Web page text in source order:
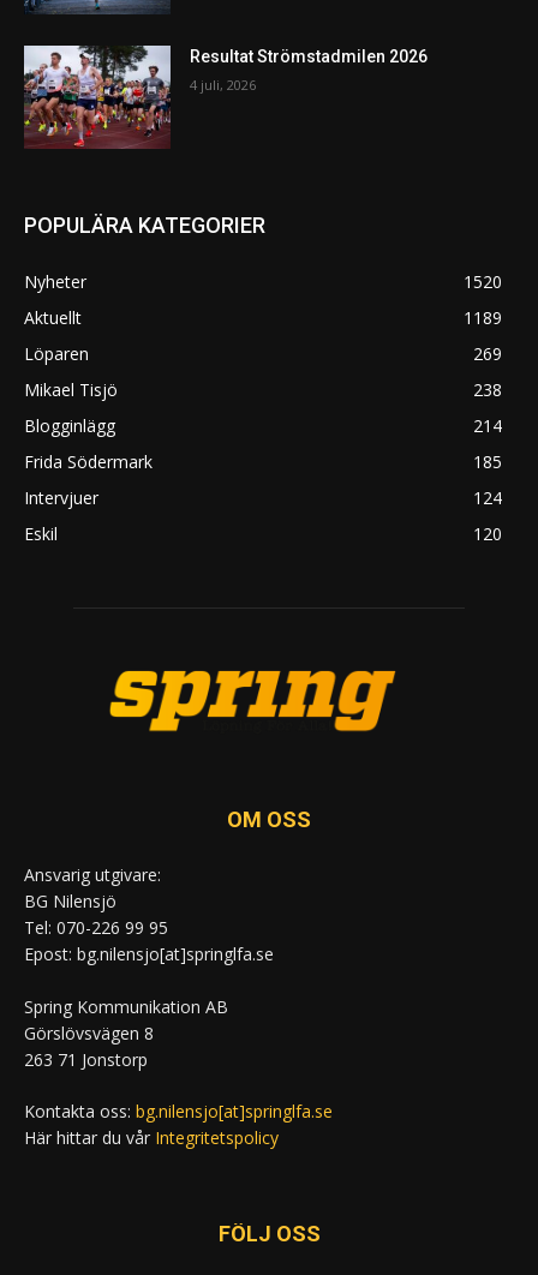
Resultat Strömstadmilen 2026
4 juli, 2026
POPULÄRA KATEGORIER
Nyheter
1520
Aktuellt
1189
Löparen
269
Mikael Tisjö
238
Blogginlägg
214
Frida Södermark
185
Intervjuer
124
Eskil
120
OM OSS
Ansvarig utgivare:
BG Nilensjö
Tel: 070-226 99 95
Epost: bg.nilensjo[at]springlfa.se
Spring Kommunikation AB
Görslövsvägen 8
263 71 Jonstorp
Kontakta oss: bg.nilensjo[at]springlfa.se
Här hittar du vår Integritetspolicy
FÖLJ OSS